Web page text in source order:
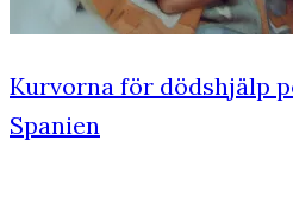
Kurvorna för dödshjälp
Spanien